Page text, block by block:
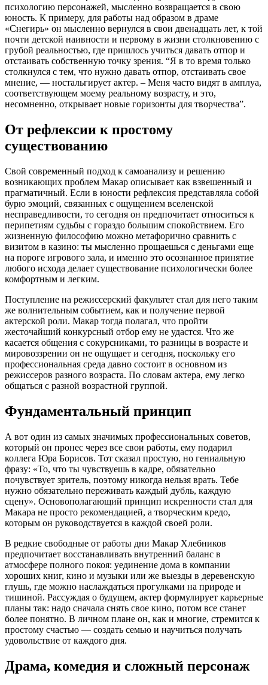
психологию персонажей, мысленно возвращается в свою
юность. К примеру, для работы над образом в драме
«Снегирь» он мысленно вернулся в свои двенадцать лет, к той
почти детской наивности и первому в жизни столкновению с
грубой реальностью, где пришлось учиться давать отпор и
отстаивать собственную точку зрения. “Я в то время только
столкнулся с тем, что нужно давать отпор, отстаивать свое
мнение, — ностальгирует актер. – Меня часто видят в амплуа,
соответствующем моему реальному возрасту, и это,
несомненно, открывает новые горизонты для творчества”.
От рефлексии к простому
существованию
Свой современный подход к самоанализу и решению
возникающих проблем Макар описывает как взвешенный и
прагматичный. Если в юности рефлексия представляла собой
бурю эмоций, связанных с ощущением вселенской
несправедливости, то сегодня он предпочитает относиться к
перипетиям судьбы с гораздо большим спокойствием. Его
жизненную философию можно метафорично сравнить с
визитом в казино: ты мысленно прощаешься с деньгами еще
на пороге игрового зала, и именно это осознанное принятие
любого исхода делает существование психологически более
комфортным и легким.
Поступление на режиссерский факультет стал для него таким
же волнительным событием, как и получение первой
актерской роли. Макар тогда полагал, что пройти
жесточайший конкурсный отбор ему не удастся. Что же
касается общения с сокурсниками, то разницы в возрасте и
мировоззрении он не ощущает и сегодня, поскольку его
профессиональная среда давно состоит в основном из
режиссеров разного возраста. По словам актера, ему легко
общаться с разной возрастной группой.
Фундаментальный принцип
А вот один из самых значимых профессиональных советов,
который он пронес через все свои работы, ему подарил
коллега Юра Борисов. Тот сказал простую, но гениальную
фразу: «То, что ты чувствуешь в кадре, обязательно
почувствует зритель, поэтому никогда нельзя врать. Тебе
нужно обязательно переживать каждый дубль, каждую
сцену». Основополагающий принцип искренности стал для
Макара не просто рекомендацией, а творческим кредо,
которым он руководствуется в каждой своей роли.
В редкие свободные от работы дни Макар Хлебников
предпочитает восстанавливать внутренний баланс в
атмосфере полного покоя: уединение дома в компании
хороших книг, кино и музыки или же выезды в деревенскую
глушь, где можно наслаждаться прогулками на природе и
тишиной. Рассуждая о будущем, актер формулирует карьерные
планы так: надо сначала снять свое кино, потом все станет
более понятно. В личном плане он, как и многие, стремится к
простому счастью — создать семью и научиться получать
удовольствие от каждого дня.
Драма, комедия и сложный персонаж